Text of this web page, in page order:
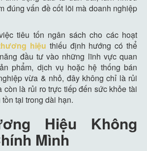
đúng vấn đề cốt lõi mà doanh nghiệp
tiêu tốn ngân sách cho các hoạt
hiệu thiếu định hướng có thể
đầu tư vào những lĩnh vực quan
phẩm, dịch vụ hoặc hệ thống bán
vừa & nhỏ, đây không chỉ là rủi
còn là rủi ro trực tiếp đến sức khỏe tài
tại trong dài hạn.
Hiệu Không
Mình